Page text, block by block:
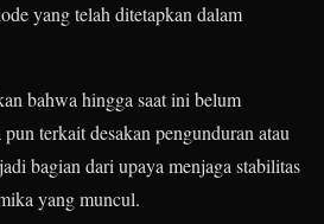
yang telah ditetapkan dalam
bahwa hingga saat ini belum
terkait desakan pengunduran atau
bagian dari upaya menjaga stabilitas
yang muncul.